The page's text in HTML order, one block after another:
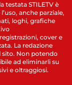
testata STILETV è
anche parziale,
loghi, grafiche
cover e
La redazione
sito. Non potendo
ad eliminarli su
e oltraggiosi.